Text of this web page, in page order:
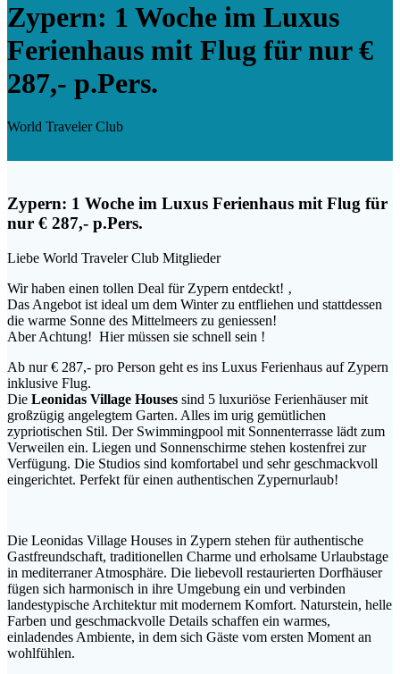
Zypern: 1 Woche im Luxus
Ferienhaus mit Flug für nur €
287,- p.Pers.
World Traveler Club
Zypern: 1 Woche im Luxus Ferienhaus mit Flug für
nur € 287,- p.Pers.
Liebe World Traveler Club Mitglieder
Wir haben einen tollen Deal für Zypern entdeckt! ‚
Das Angebot ist ideal um dem Winter zu entfliehen und stattdessen
die warme Sonne des Mittelmeers zu geniessen!
Aber Achtung! Hier müssen sie schnell sein !
Ab nur € 287,- pro Person geht es ins Luxus Ferienhaus auf Zypern
inklusive Flug.
Die Leonidas Village Houses sind 5 luxuriöse Ferienhäuser mit
großzügig angelegtem Garten. Alles im urig gemütlichen
zypriotischen Stil. Der Swimmingpool mit Sonnenterrasse lädt zum
Verweilen ein. Liegen und Sonnenschirme stehen kostenfrei zur
Verfügung. Die Studios sind komfortabel und sehr geschmackvoll
eingerichtet. Perfekt für einen authentischen Zypernurlaub!
Die Leonidas Village Houses in Zypern stehen für authentische
Gastfreundschaft, traditionellen Charme und erholsame Urlaubstage
in mediterraner Atmosphäre. Die liebevoll restaurierten Dorfhäuser
fügen sich harmonisch in ihre Umgebung ein und verbinden
landestypische Architektur mit modernem Komfort. Naturstein, helle
Farben und geschmackvolle Details schaffen ein warmes,
einladendes Ambiente, in dem sich Gäste vom ersten Moment an
wohlfühlen.